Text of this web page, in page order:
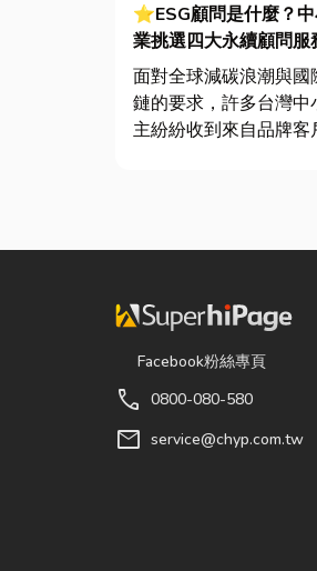
⭐ESG顧問是什麼？
業挑選四大永續顧問服
用指南
面對全球減碳浪潮與國
鏈的要求，許多台灣中
主紛紛收到來自品牌客
Facebook粉絲專頁
call 0800-080-580
mail service@chyp.com.tw